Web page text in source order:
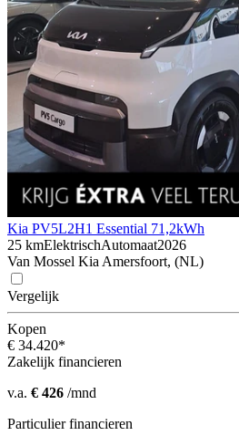
Kia PV5L2H1 Essential 71,2kWh
25 kmElektrischAutomaat2026
Van Mossel Kia Amersfoort, (NL)
Vergelijk
Kopen
€ 34.420*
Zakelijk financieren
v.a. € 426 /mnd
Particulier financieren